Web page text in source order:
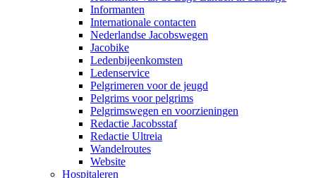
Informanten
Internationale contacten
Nederlandse Jacobswegen
Jacobike
Ledenbijeenkomsten
Ledenservice
Pelgrimeren voor de jeugd
Pelgrims voor pelgrims
Pelgrimswegen en voorzieningen
Redactie Jacobsstaf
Redactie Ultreia
Wandelroutes
Website
Hospitaleren